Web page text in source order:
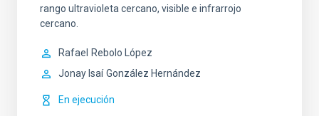
rango ultravioleta cercano, visible e infrarrojo
cercano.
Rafael
Rebolo López
Jonay Isaí González Hernández
En ejecución